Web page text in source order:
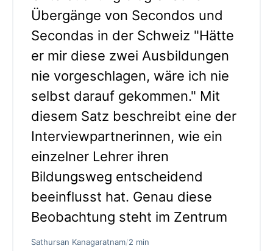
Übergänge von Secondos und
Secondas in der Schweiz "Hätte
er mir diese zwei Ausbildungen
nie vorgeschlagen, wäre ich nie
selbst darauf gekommen." Mit
diesem Satz beschreibt eine der
Interviewpartnerinnen, wie ein
einzelner Lehrer ihren
Bildungsweg entscheidend
beeinflusst hat. Genau diese
Beobachtung steht im Zentrum
Sathursan Kanagaratnam/2 min